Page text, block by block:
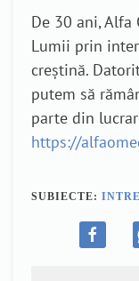
De 30 ani, Alfa
Lumii prin
creștină.
putem să
parte din
https://
SUBIECTE: